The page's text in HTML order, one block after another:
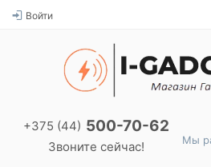
Войти
+375 (44) 500-70-62
Звоните сейчас! Мы